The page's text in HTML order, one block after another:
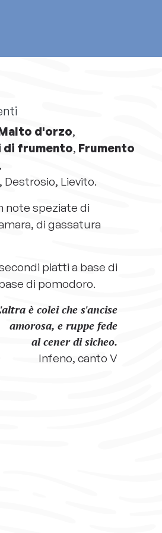
d'orzo,
di frumento, Frumento
,
Destrosio, Lievito.
note speziate di
di gassatura
piatti a base di
di pomodoro.
è colei che s'ancise
amorosa, e ruppe fede
al cener di sicheo.
Infeno, canto V